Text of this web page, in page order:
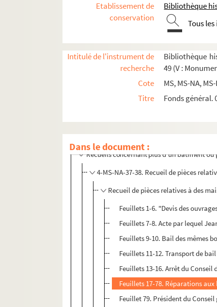
Etablissement de
conservation
Bibliothèque
Tous
Intitulé de l'instrument de
recherche
Bibliothèque
49 (V :
Cote
MS, MS-NA,
Titre
Fonds général.
Dans le document :
Section A : séries 42 à 45, Monuments publics
Mayenne - Reine-Marguerite
Recueils concernant plus d'un bâtiment
4-MS-NA-37-38. Recueil de pièces
Recueil de pièces relatives à des
Feuillets 1-6. "Devis des
Feuillets 7-8. Acte par lequel
Feuillets 9-10. Bail des mêmes
Feuillets 11-12. Transport de
Feuillets 13-16. Arrêt du
Feuillets 17-78. Réparations
Feuillet 79. Président du